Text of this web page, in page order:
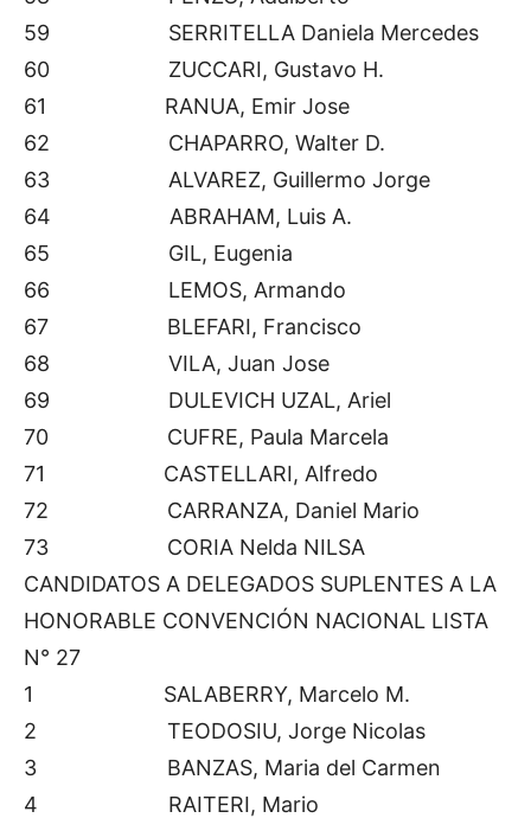
59 SERRITELLA Daniela Mercedes
60 ZUCCARI, Gustavo H.
61 RANUA, Emir Jose
62 CHAPARRO, Walter D.
63 ALVAREZ, Guillermo Jorge
64 ABRAHAM, Luis A.
65 GIL, Eugenia
66 LEMOS, Armando
67 BLEFARI, Francisco
68 VILA, Juan Jose
69 DULEVICH UZAL, Ariel
70 CUFRE, Paula Marcela
71 CASTELLARI, Alfredo
72 CARRANZA, Daniel Mario
73 CORIA Nelda NILSA
CANDIDATOS A DELEGADOS SUPLENTES A LA
HONORABLE CONVENCIÓN NACIONAL LISTA
N° 27
1 SALABERRY, Marcelo M.
2 TEODOSIU, Jorge Nicolas
3 BANZAS, Maria del Carmen
4 RAITERI, Mario